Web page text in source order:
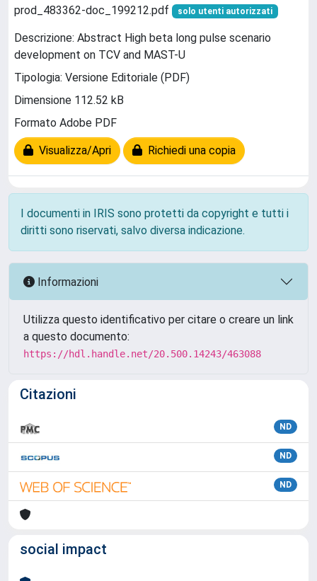
prod_483362-doc_199212.pdf solo utenti autorizzati
Descrizione: Abstract High beta long pulse scenario
development on TCV and MAST-U
Tipologia: Versione Editoriale (PDF)
Dimensione 112.52 kB
Formato Adobe PDF
Visualizza/Apri Richiedi una copia
I documenti in IRIS sono protetti da copyright e tutti i
diritti sono riservati, salvo diversa indicazione.
Informazioni
Utilizza questo identificativo per citare o creare un link
a questo documento:
https://hdl.handle.net/20.500.14243/463088
Citazioni
ND
ND
ND
social impact